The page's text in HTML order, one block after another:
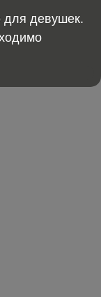
для девушек.